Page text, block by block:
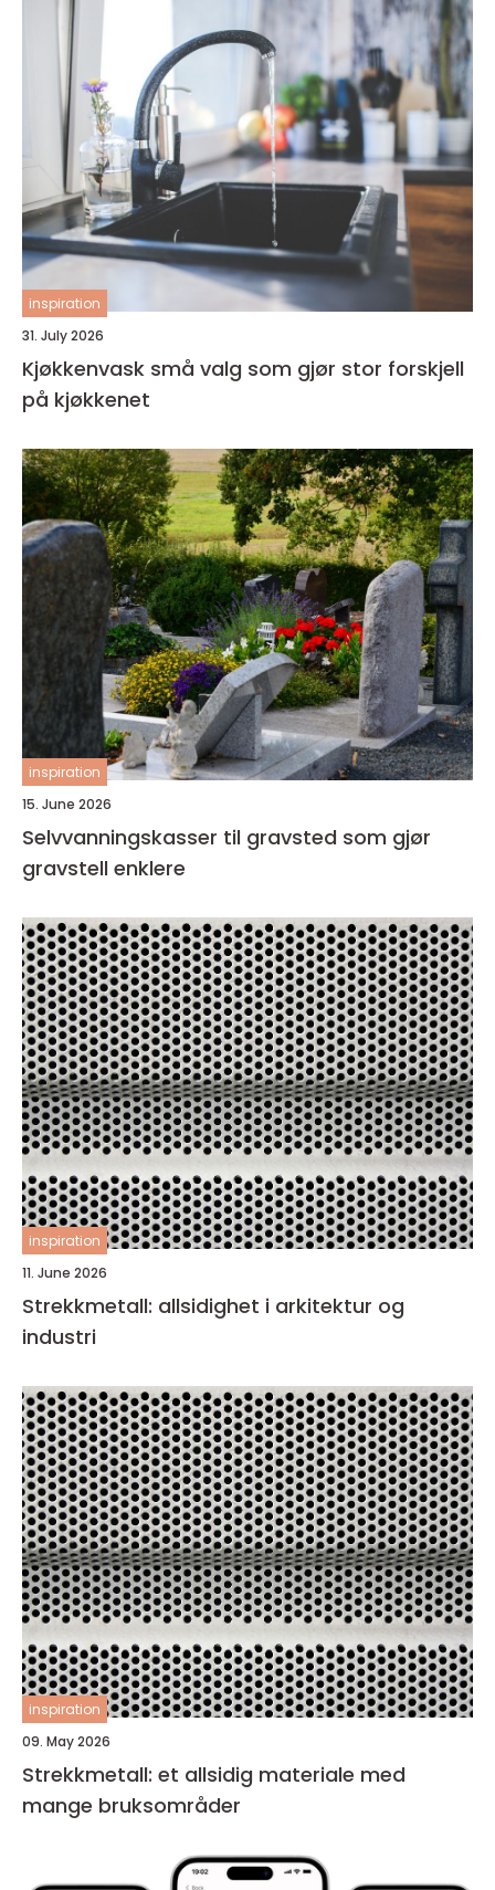
inspiration
31. July 2026
Kjøkkenvask små valg som gjør stor forskjell
på kjøkkenet
inspiration
15. June 2026
Selvvanningskasser til gravsted som gjør
gravstell enklere
inspiration
11. June 2026
Strekkmetall: allsidighet i arkitektur og
industri
inspiration
09. May 2026
Strekkmetall: et allsidig materiale med
mange bruksområder